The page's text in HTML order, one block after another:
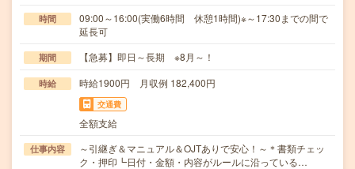
時間
09:00～16:00(実働6時間 休憩1時間)※～17:30までの間で
延長可
期間 【急募】即日～長期 ※8月～！
時給 時給1900円 月収例 182,400円
交通費
全額支給
仕事内容
～引継ぎ＆マニュアル＆OJTありで安心！～＊書類チェッ
ク・押印┗日付・金額・内容がルールに沿っている…